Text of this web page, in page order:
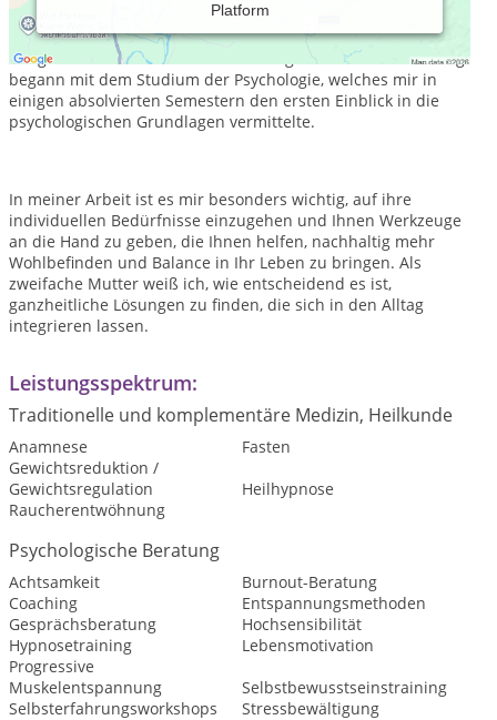
Platform
Als Heilpraktikerin für Psychotherapie und Gesundheit- &
Hypnosecoach, verbinde ich fundiertes Fachwissen mit einer
integartiven und individuellen Herangehensweise. Mein Weg
begann mit dem Studium der Psychologie, welches mir in
einigen absolvierten Semestern den ersten Einblick in die
psychologischen Grundlagen vermittelte.
In meiner Arbeit ist es mir besonders wichtig, auf ihre
individuellen Bedürfnisse einzugehen und Ihnen Werkzeuge
an die Hand zu geben, die Ihnen helfen, nachhaltig mehr
Wohlbefinden und Balance in Ihr Leben zu bringen. Als
zweifache Mutter weiß ich, wie entscheidend es ist,
ganzheitliche Lösungen zu finden, die sich in den Alltag
integrieren lassen.
Leistungsspektrum:
Traditionelle und komplementäre Medizin, Heilkunde
Anamnese
Fasten
Gewichtsreduktion /
Gewichtsregulation
Heilhypnose
Raucherentwöhnung
Psychologische Beratung
Achtsamkeit
Burnout-Beratung
Coaching
Entspannungsmethoden
Gesprächsberatung
Hochsensibilität
Hypnosetraining
Lebensmotivation
Progressive
Muskelentspannung
Selbstbewusstseinstraining
Selbsterfahrungsworkshops
Stressbewältigung